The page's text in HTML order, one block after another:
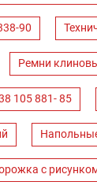
90
Ремни
105 881- 85
с